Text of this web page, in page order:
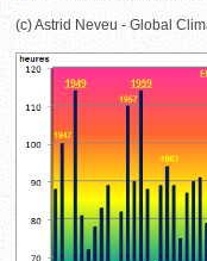
(c) Astrid Neveu - Global